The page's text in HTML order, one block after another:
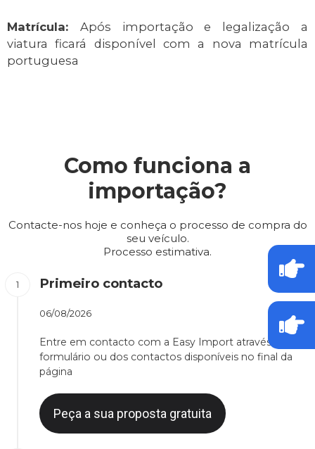
Matrícula: Após importação e legalização a
viatura ficará disponível com a nova matrícula
portuguesa
Como funciona a
importação?
Contacte-nos hoje e conheça o processo de compra do
seu veículo.
Processo estimativa.
Primeiro contacto
06/08/2026
Entre em contacto com a Easy Import através do
formulário ou dos contactos disponíveis no final da
página
Peça a sua proposta gratuita